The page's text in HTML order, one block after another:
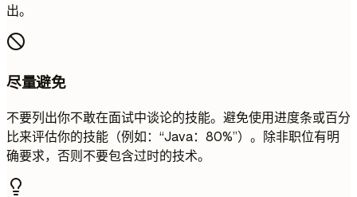
出。
尽量避免
不要列出你不敢在面试中谈论的技能。避免使用进度条或百分
比来评估你的技能（例如：“Java：80%”）。除非职位有明
确要求，否则不要包含过时的技术。